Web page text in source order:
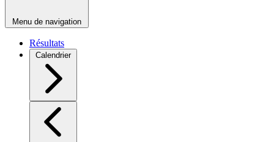
Menu de navigation
Résultats
Calendrier